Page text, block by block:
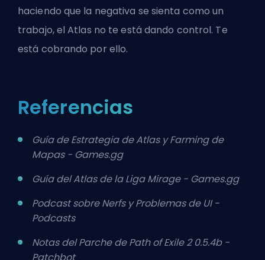
haciendo que la negativa se sienta como un
trabajo, el Atlas no te está dando control. Te
está cobrando por ello.
Referencias
Guía de Estrategia de Atlas y Farming de
Mapas - Games.gg
Guía del Atlas de la Liga Mirage - Games.gg
Podcast sobre Nerfs y Problemas de UI -
Podcasts
Notas del Parche de Path of Exile 2 0.5.4b -